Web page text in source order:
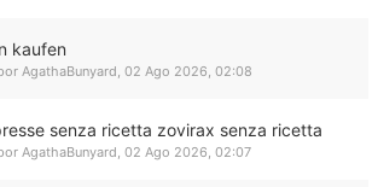
kaufen
AgathaBunyard, 02 Ago 2026, 02:08
senza ricetta zovirax senza ricetta
AgathaBunyard, 02 Ago 2026, 02:07